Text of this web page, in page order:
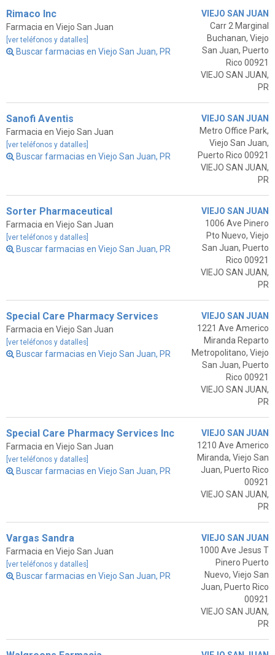
Rimaco Inc
Farmacia en Viejo San Juan
[ver teléfonos y datalles]
Buscar farmacias en Viejo San Juan, PR
VIEJO SAN JUAN
Carr 2 Marginal
Buchanan, Viejo
San Juan, Puerto
Rico 00921
VIEJO SAN JUAN,
PR
Sanofi Aventis
Farmacia en Viejo San Juan
[ver teléfonos y datalles]
Buscar farmacias en Viejo San Juan, PR
VIEJO SAN JUAN
Metro Office Park,
Viejo San Juan,
Puerto Rico 00921
VIEJO SAN JUAN,
PR
Sorter Pharmaceutical
Farmacia en Viejo San Juan
[ver teléfonos y datalles]
Buscar farmacias en Viejo San Juan, PR
VIEJO SAN JUAN
1006 Ave Pinero
Pto Nuevo, Viejo
San Juan, Puerto
Rico 00921
VIEJO SAN JUAN,
PR
Special Care Pharmacy Services
Farmacia en Viejo San Juan
[ver teléfonos y datalles]
Buscar farmacias en Viejo San Juan, PR
VIEJO SAN JUAN
1221 Ave Americo
Miranda Reparto
Metropolitano, Viejo
San Juan, Puerto
Rico 00921
VIEJO SAN JUAN,
PR
Special Care Pharmacy Services Inc
Farmacia en Viejo San Juan
[ver teléfonos y datalles]
Buscar farmacias en Viejo San Juan, PR
VIEJO SAN JUAN
1210 Ave Americo
Miranda, Viejo San
Juan, Puerto Rico
00921
VIEJO SAN JUAN,
PR
Vargas Sandra
Farmacia en Viejo San Juan
[ver teléfonos y datalles]
Buscar farmacias en Viejo San Juan, PR
VIEJO SAN JUAN
1000 Ave Jesus T
Pinero Puerto
Nuevo, Viejo San
Juan, Puerto Rico
00921
VIEJO SAN JUAN,
PR